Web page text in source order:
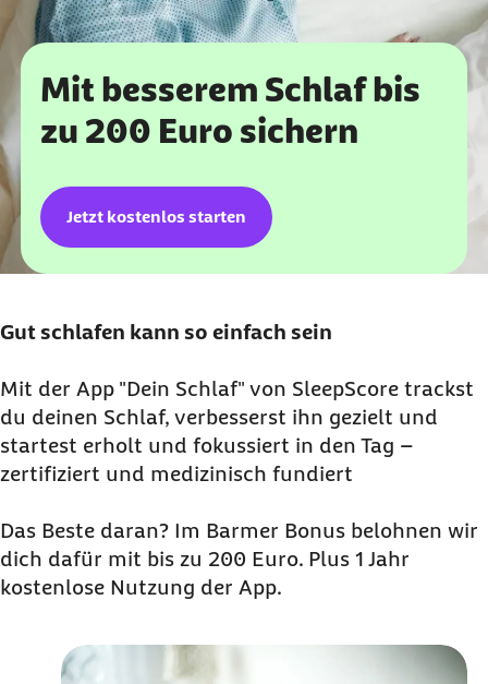
Mit besserem Schlaf bis
zu 200 Euro sichern
Jetzt kostenlos starten
Gut schlafen kann so einfach sein
Mit der App "Dein Schlaf" von SleepScore trackst
du deinen Schlaf, verbesserst ihn gezielt und
startest erholt und fokussiert in den Tag –
zertifiziert und medizinisch fundiert
Das Beste daran? Im Barmer Bonus belohnen wir
dich dafür mit bis zu 200 Euro. Plus 1 Jahr
kostenlose Nutzung der App.